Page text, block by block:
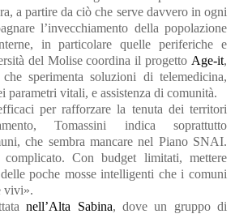
a partire da ciò che serve davvero in ogni
l’invecchiamento della popolazione
in particolare quelle periferiche e
del Molise coordina il progetto Age-it,
sperimenta soluzioni di telemedicina,
parametri vitali, e assistenza di comunità.
per rafforzare la tenuta dei territori
Tomassini indica soprattutto
che sembra mancare nel Piano SNAI.
Con budget limitati, mettere
poche mosse intelligenti che i comuni
vivi».
nell’Alta Sabina, dove un gruppo di